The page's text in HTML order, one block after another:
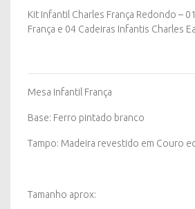
Kit Infantil Charles França Redondo –
França e 04 Cadeiras Infantis Charles
Mesa Infantil França
Base: Ferro pintado branco
Tampo: Madeira revestido em Couro
Tamanho aprox: